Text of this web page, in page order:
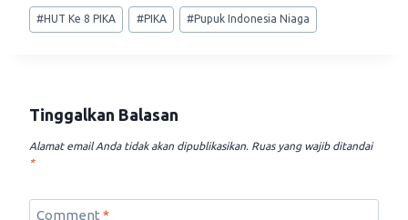
Post
Tags:
#HUT Ke 8 PIKA #PIKA #Pupuk Indonesia Niaga
Tinggalkan Balasan
Alamat email Anda tidak akan dipublikasikan. Ruas yang wajib ditandai
*
Comment *